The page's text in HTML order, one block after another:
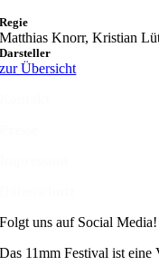
Regie
Matthias Knorr, Kristian
Darsteller
zur Übersicht
Folgt uns auf Social Media!
Das 11mm Festival ist eine